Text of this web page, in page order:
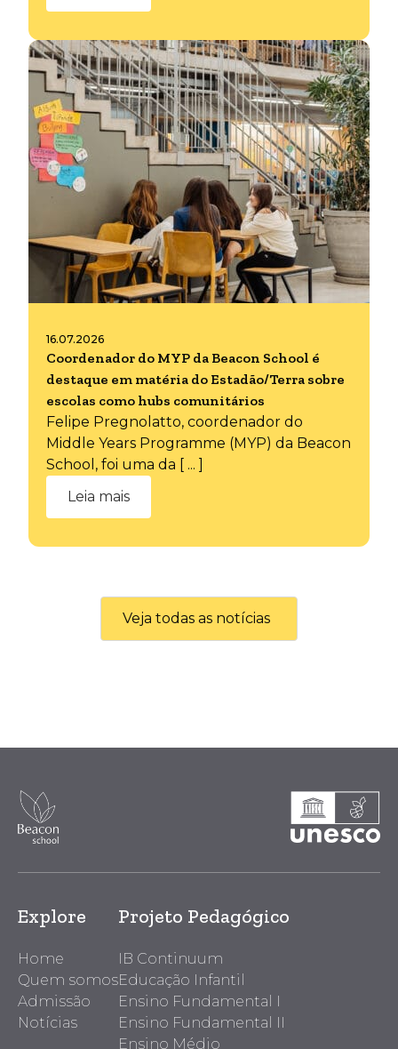
16.07.2026
Coordenador do MYP da Beacon School é
destaque em matéria do Estadão/Terra sobre
escolas como hubs comunitários
Felipe Pregnolatto, coordenador do
Middle Years Programme (MYP) da Beacon
School, foi uma da [ ... ]
Leia mais
Veja todas as notícias
Explore
Home
Quem somos
Admissão
Notícias
Projeto Pedagógico
IB Continuum
Educação Infantil
Ensino Fundamental I
Ensino Fundamental II
Ensino Médio